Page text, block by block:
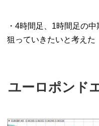
・4時間足、1時間足の
狙っていきたいと考えた
ユーロポンド